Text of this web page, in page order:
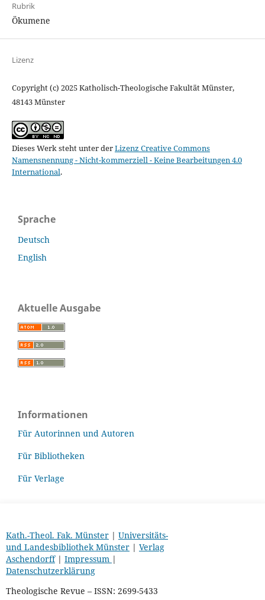
Rubrik
Ökumene
Lizenz
Copyright (c) 2025 Katholisch-Theologische Fakultät Münster,
48143 Münster
Dieses Werk steht unter derLizenz Creative Commons
Namensnennung - Nicht-kommerziell - Keine Bearbeitungen 4.0
International.
Sprache
Deutsch
English
Aktuelle Ausgabe
Informationen
Für Autorinnen und Autoren
Für Bibliotheken
Für Verlage
Kath.-Theol. Fak. Münster| Universitäts-
und Landesbibliothek Münster| Verlag
Aschendorff| Impressum |
Datenschutzerklärung
Theologische Revue – ISSN: 2699-5433